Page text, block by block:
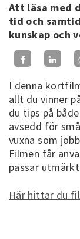
Att läsa med
tid och
kunskap och
I denna
allt du vinner
du tips på
avsedd för
vuxna som
Filmen får
passar
Här hittar du